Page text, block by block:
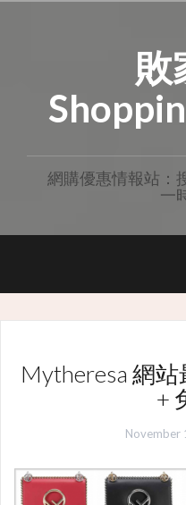
敗
網購優惠情報站：
一
Mytheresa 網
+
November